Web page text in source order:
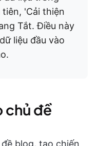
tiên, 'Cải thiện
Tắt. Điều này
liệu đầu vào
chủ đề
blog, tạo chiến